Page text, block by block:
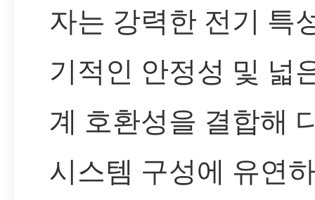
자는 강력한 전기 특
기적인 안정성 및 넓
계 호환성을 결합해
시스템 구성에 유연